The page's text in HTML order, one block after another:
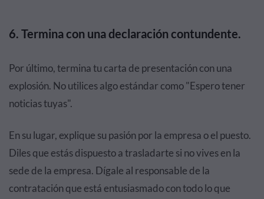
6. Termina con una declaración contundente.
Por último, termina tu carta de presentación con una
explosión. No utilices algo estándar como "Espero tener
noticias tuyas".
En su lugar, explique su pasión por la empresa o el puesto.
Diles que estás dispuesto a trasladarte si no vives en la
sede de la empresa. Dígale al responsable de la
contratación que está entusiasmado con todo lo que